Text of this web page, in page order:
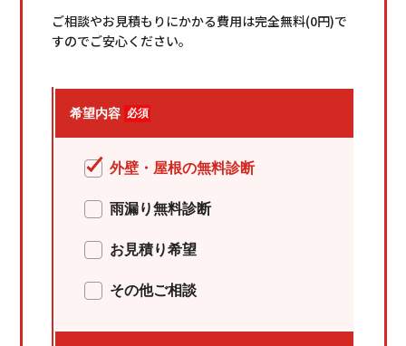
ご相談やお見積もりにかかる費用は完全無料(0円)で
すのでご安心ください。
希望内容 必須
外壁・屋根の無料診断
雨漏り無料診断
お見積り希望
その他ご相談